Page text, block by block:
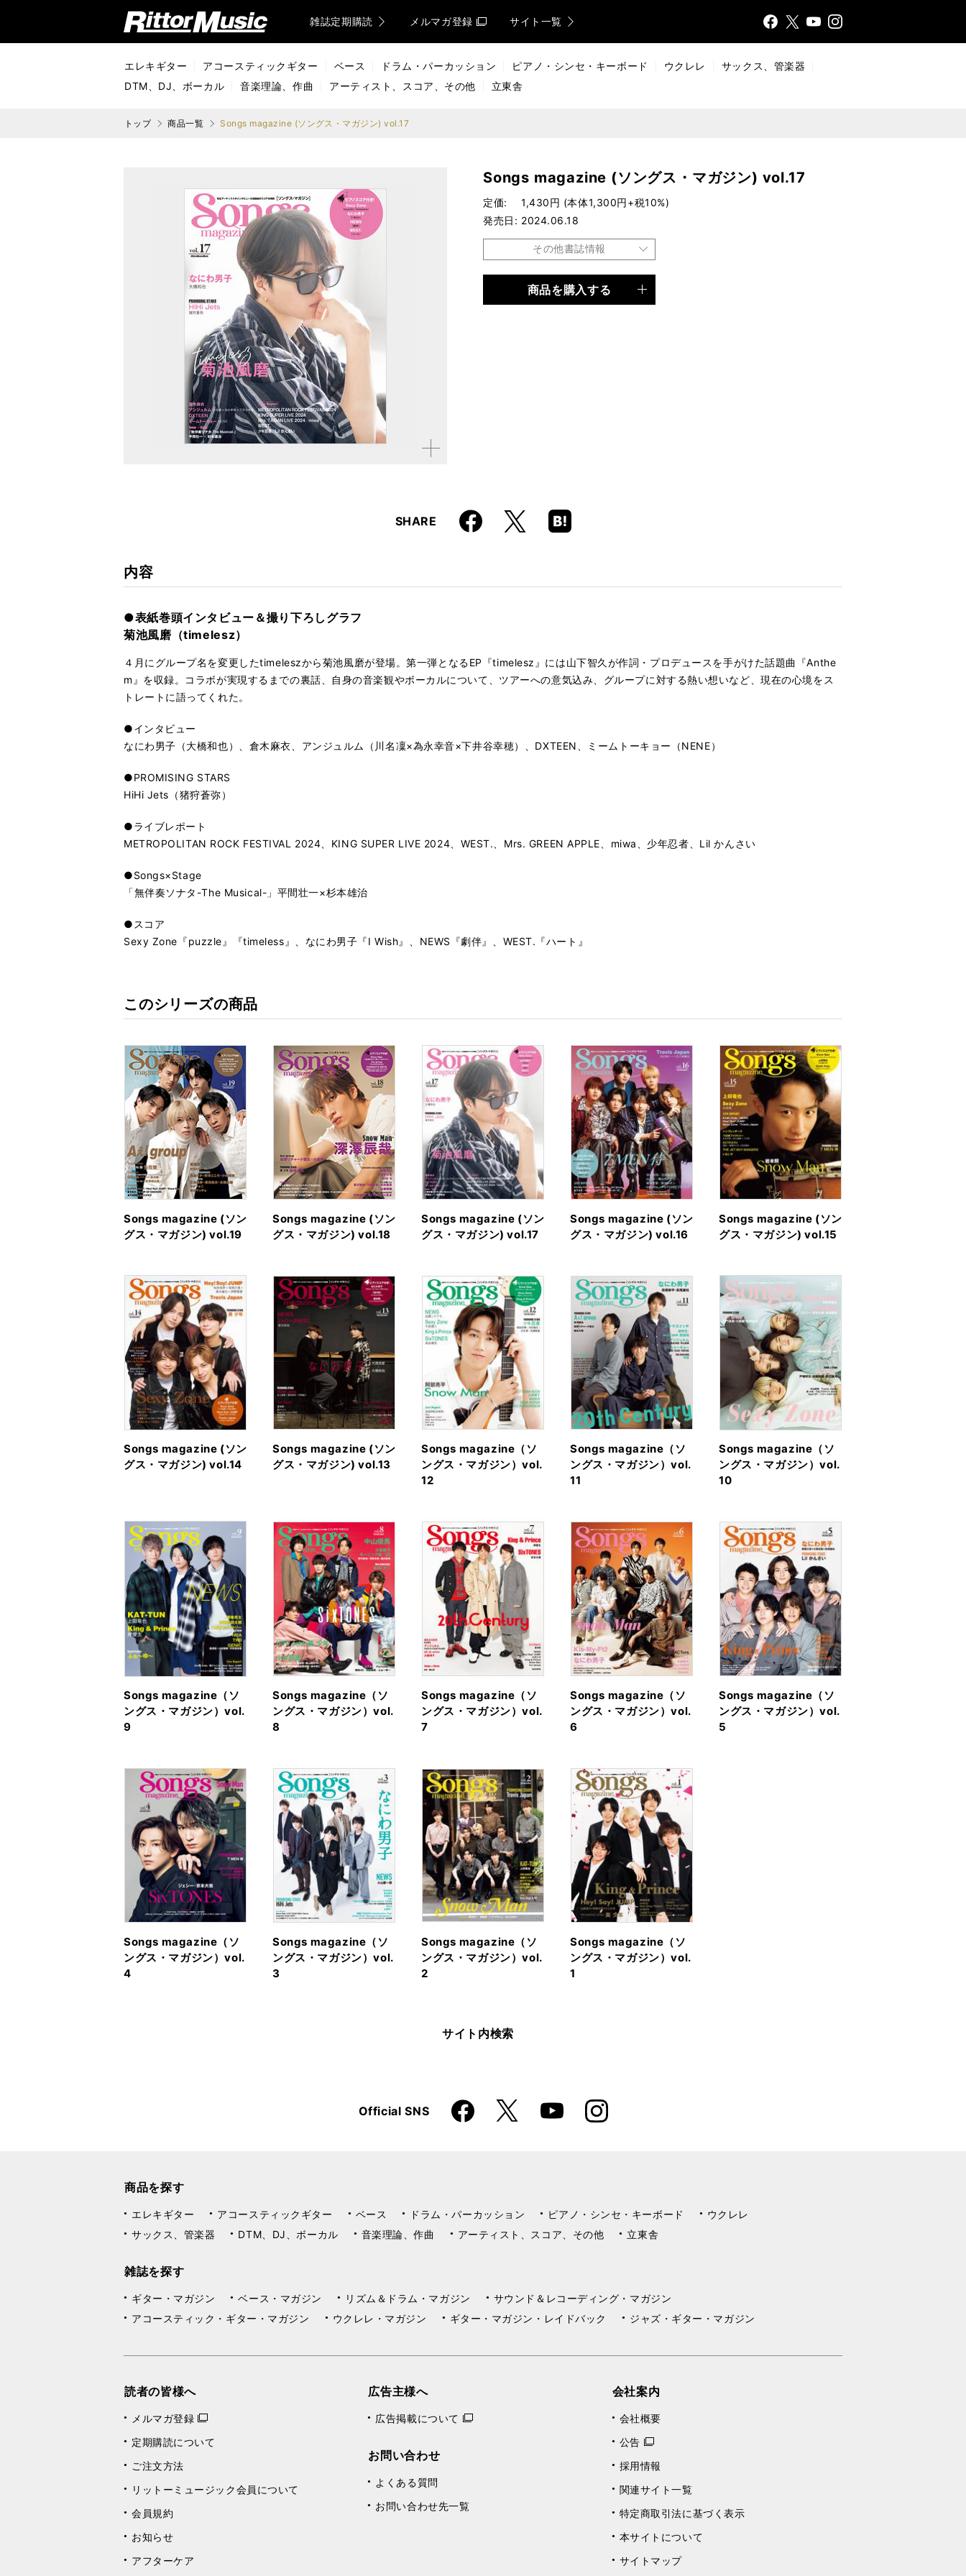
リットーミュージック (Rittor Music) 雑誌定期購読 メルマガ登録 サイト一覧
FaceX
YouTInsta
エレキギター アコースティックギター ベース ドラム・パーカッション ピアノ・シンセ・キーボード ウクレレ
サックス、管楽器
DTM、DJ、ボーカル
音楽理論、作曲 アーティスト、スコア、その他 立東舎
トップ 商品一覧 Songs magazine (ソングス・マガジン) vol.17
拡大す
Songs magazine (ソングス・マガジン) vol.17
定価
1,430円 (本体1,300円+税10%)
発売日
2024.06.18
その他書誌情報
ムック
商品を購入する
SHARE Faceboo
k
X
Hatena
Boo
内容
●表紙巻頭インタビュー＆撮り下ろしグラフ
菊池風磨（timelesz）
４月にグループ名を変更したtimeleszから菊池風磨が登場。第一弾となるEP『timelesz』には山下智久が作詞・プロデュースを手がけた話題曲『Anthe
m』を収録。コラボが実現するまでの裏話、自身の音楽観やボーカルについて、ツアーへの意気込み、グループに対する熱い想いなど、現在の心境をス
トレートに語ってくれた。
●インタビュー
なにわ男子（大橋和也）、倉木麻衣、アンジュルム（川名凜×為永幸音×下井谷幸穂）、DXTEEN、ミームトーキョー（NENE）
●PROMISING STARS
HiHi Jets（猪狩蒼弥）
●ライブレポート
METROPOLITAN ROCK FESTIVAL 2024、KING SUPER LIVE 2024、WEST.、Mrs. GREEN APPLE、miwa、少年忍者、Lil かんさい
●Songs×Stage
「無伴奏ソナタ-The Musical-」平間壮一×杉本雄治
●スコア
Sexy Zone『puzzle』『timeless』、なにわ男子『I Wish』、NEWS『劇伴』、WEST.『ハート』
このシリーズの商品
Songs magazine (ソン
グス・マガジン) vol.19
Songs magazine (ソン
グス・マガジン) vol.18
Songs magazine (ソン
グス・マガジン) vol.17
Songs magazine (ソン
グス・マガジン) vol.16
Songs magazine (ソン
グス・マガジン) vol.15
Songs magazine (ソン
グス・マガジン) vol.14
Songs magazine (ソン
グス・マガジン) vol.13
Songs magazine（ソ
ングス・マガジン）vol.
12
Songs magazine（ソ
ングス・マガジン）vol.
11
Songs magazine（ソ
ングス・マガジン）vol.
10
Songs magazine（ソ
ングス・マガジン）vol.
9
Songs magazine（ソ
ングス・マガジン）vol.
8
Songs magazine（ソ
ングス・マガジン）vol.
7
Songs magazine（ソ
ングス・マガジン）vol.
6
Songs magazine（ソ
ングス・マガジン）vol.
5
Songs magazine（ソ
ングス・マガジン）vol.
4
Songs magazine（ソ
ングス・マガジン）vol.
3
Songs magazine（ソ
ングス・マガジン）vol.
2
Songs magazine（ソ
ングス・マガジン）vol.
1
サイト内検索
Official SNSFaceboo
k
X YouTube Instagra
m
商品を探す
エレキギター アコースティックギター ベース ドラム・パーカッション ピアノ・シンセ・キーボード
ウクレレ
サックス、管楽器
DTM、DJ、ボーカル 音楽理論、作曲 アーティスト、スコア、その他 立東舎
雑誌を探す
ギター・マガジン ベース・マガジン リズム＆ドラム・マガジン
サウンド＆レコーディング・マガジン
アコースティック・ギター・マガジン
ウクレレ・マガジン ギター・マガジン・レイドバック ジャズ・ギター・マガジン
読者の皆様へ
メルマガ登録
定期購読について
ご注文方法
リットーミュージック会員について
会員規約
お知らせ
アフターケア
広告主様へ
広告掲載について
お問い合わせ
よくある質問
お問い合わせ先一覧
会社案内
会社概要
公告
採用情報
関連サイト一覧
特定商取引法に基づく表示
本サイトについて
サイトマップ